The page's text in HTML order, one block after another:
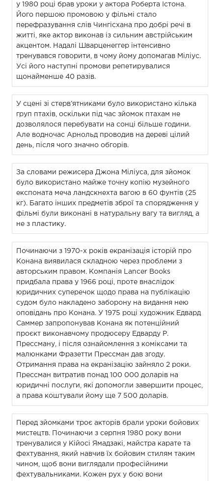
у 1980 році брав уроки у актора Роберта Істона.
Його першою промовою у фільмі стало
перефразування слів Чингісхана про добрі речі в
житті, яке актор виконав із сильним австрійським
акцентом. Надалі Шварценеггер інтенсивно
тренувався говорити, в чому йому допомагав Міліус.
Усі його наступні промови репетирувалися
щонайменше 40 разів.
У сцені зі стерв’ятниками було використано кілька
груп птахів, оскільки під час зйомок птахам не
дозволялося перебувати на сонці більше години.
Але водночас Арнольд проводив на дереві цілий
день, після чого значно обгорів.
За словами режисера Джона Міліуса, для зйомок
було використано майже точну копію музейного
експоната меча ландскнехта вагою в 60 фунтів (25
кг). Багато інших предметів зброї та спорядження у
фільмі були виконані в натуральну вагу та вигляд, а
не з пластику.
Починаючи з 1970-х років екранізація історій про
Конана виявилася складною через проблеми з
авторським правом. Компанія Lancer Books
придбала права у 1966 році, проте внаслідок
юридичних суперечок щодо права на публікацію
судом було накладено заборону на видання нею
оповідань про Конана. У 1975 році художник Едвард
Саммер запропонував Конана як потенційний
проєкт виконавчому продюсеру Едварду Р.
Прессману, і після ознайомлення з коміксами та
малюнками Фразетти Прессман дав згоду.
Отримання права на екранізацію зайняло 2 роки.
Прессман витратив понад 100 000 доларів на
юридичні послуги, які допомогли завершити процес,
а права коштували йому ще 7 500 доларів.
Перед зйомками троє акторів брали уроки бойових
мистецтв. Починаючи з серпня 1980 року вони
тренувалися у Кійосі Ямадзакі, майстра карате та
фехтування, який навчив їх бойовим стилям таким
чином, щоб вони виглядали професійними
фехтувальниками. Кожен рух у бою вони